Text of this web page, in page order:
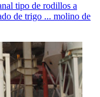
tipo de rodillos a
de trigo ... molino de